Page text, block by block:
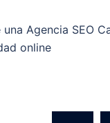
Agencia SEO
online